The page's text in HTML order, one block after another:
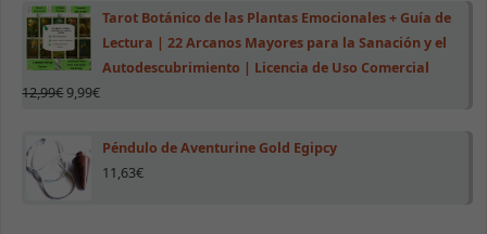
Tarot Botánico de las Plantas Emocionales + Guía de
Lectura | 22 Arcanos Mayores para la Sanación y el
Autodescubrimiento | Licencia de Uso Comercial
12,99€9,99€
Péndulo de Aventurine Gold Egipcy
11,63€
podamos
mejorar la
funcionalidad
y estructura